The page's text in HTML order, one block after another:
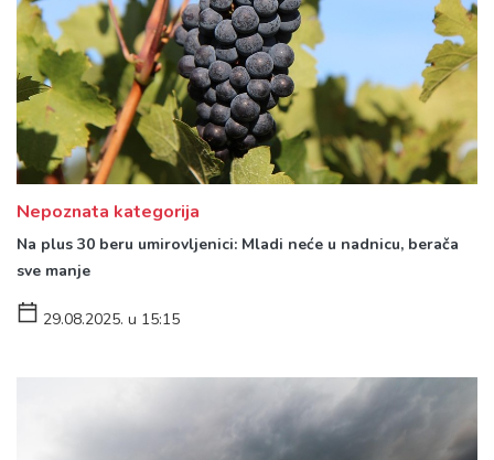
Nepoznata kategorija
Na plus 30 beru umirovljenici: Mladi neće u nadnicu, berača
sve manje
29.08.2025. u 15:15